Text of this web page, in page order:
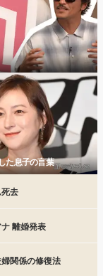
た息子の言葉
去
離婚発表
関係の修復法